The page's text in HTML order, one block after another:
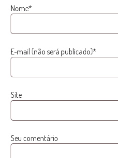
Nome*
E-mail (não será publicado)*
Site
Seu comentário